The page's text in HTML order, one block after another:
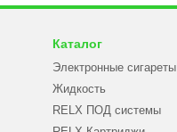
Каталог
Электронные сигареты
Жидкость
RELX ПОД системы